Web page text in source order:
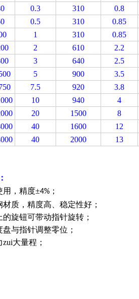
0.3 310 0.8
0.5 310 0.85
1 310 0.85
2 610 2.2
3 640 2.5
5 900 3.5
7.5 920 3.8
10 940 4
20 1500 8
40 1600 12
40 2000 13
用，精度±4% ；
质，精度高、稳定性好；
旋钮可带动指针旋转；
与指针调整零位；
大量程；